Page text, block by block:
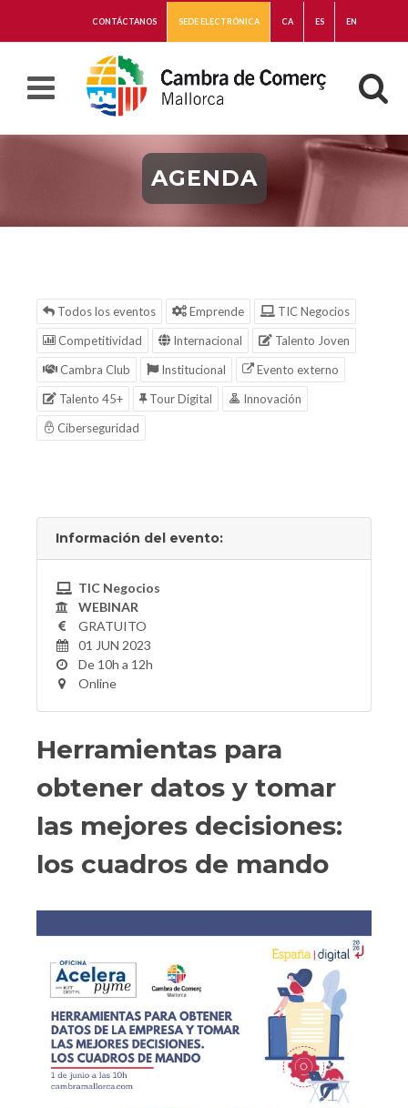
CONTÁCTANOS SEDE ELECTRÓNICA CA ES EN
AGENDA
Todos los eventos Emprende
TIC Negocios
Competitividad
Internacional
Talento Joven
Cambra Club
Institucional
Evento externo
Talento 45+
Tour Digital
Innovación
Ciberseguridad
Información del evento:
TIC Negocios
WEBINAR
GRATUITO
01 JUN 2023
De 10h a 12h
Online
Herramientas para
obtener datos y tomar
las mejores decisiones:
los cuadros de mando